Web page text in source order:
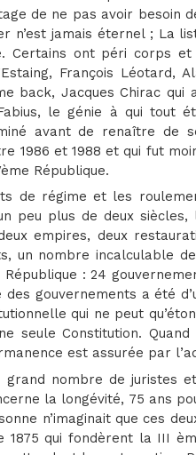
de ne pas avoir besoin
n’est jamais éternel ; La
Certains ont péri corps
François Léotard,
back, Jacques Chirac qui
le génie à qui tout
avant de renaître de
1986 et 1988 et qui fut
République.
de régime et les
peu plus de deux siècles,
empires, deux
un nombre incalculable
: 24
gouvernements a été
qui ne peut
seule Constitution.
est assurée par
nombre de juristes
la longévité, 75 ans
n’imaginait que ces
qui fondèrent la III